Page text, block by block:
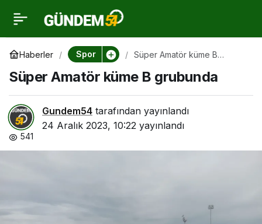
Haberler Spor
Süper Amatör küme B
Süper Amatör küme B grubunda
Gundem54 tarafından yayınlandı
24 Aralık 2023, 10:22 yayınlandı
541
Süper Amatör küme B
grubunda